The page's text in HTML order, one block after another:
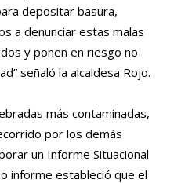
depositar basura,
a denunciar estas malas
y ponen en riesgo no
señaló la alcaldesa Rojo.
más contaminadas,
por los demás
un Informe Situacional
informe estableció que el